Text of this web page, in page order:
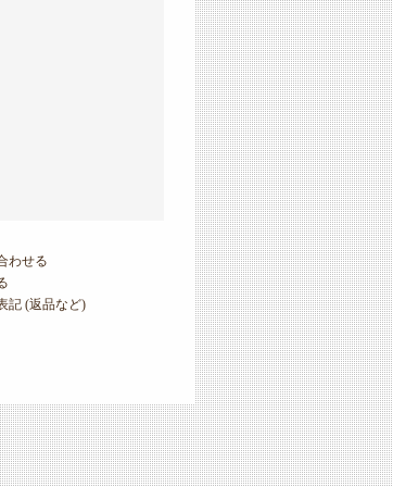
わせる
記 (返品など)